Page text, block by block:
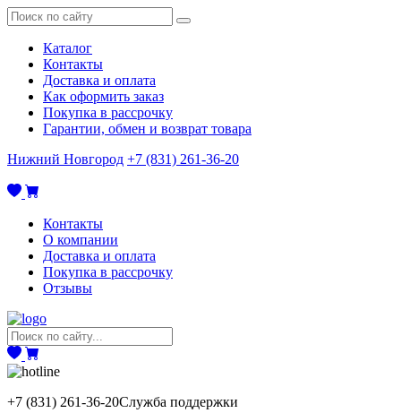
Каталог
Контакты
Доставка и оплата
Как оформить заказ
Покупка в рассрочку
Гарантии, обмен и возврат товара
Нижний Новгород +7 (831) 261-36-20
Контакты
О компании
Доставка и оплата
Покупка в рассрочку
Отзывы
+7 (831) 261-36-20Служба поддержки